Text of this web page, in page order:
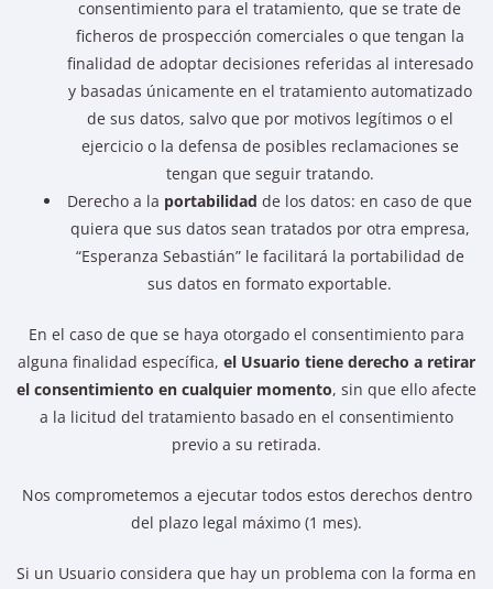
consentimiento para el tratamiento, que se trate de
ficheros de prospección comerciales o que tengan la
finalidad de adoptar decisiones referidas al interesado
y basadas únicamente en el tratamiento automatizado
de sus datos, salvo que por motivos legítimos o el
ejercicio o la defensa de posibles reclamaciones se
tengan que seguir tratando.
Derecho a la portabilidad de los datos: en caso de que
quiera que sus datos sean tratados por otra empresa,
“Esperanza Sebastián” le facilitará la portabilidad de
sus datos en formato exportable.
En el caso de que se haya otorgado el consentimiento para
alguna finalidad específica, el Usuario tiene derecho a retirar
el consentimiento en cualquier momento, sin que ello afecte
a la licitud del tratamiento basado en el consentimiento
previo a su retirada.
Nos comprometemos a ejecutar todos estos derechos dentro
del plazo legal máximo (1 mes).
Si un Usuario considera que hay un problema con la forma en